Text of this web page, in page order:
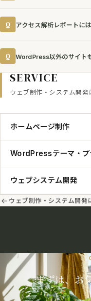
ます。保守管理未加入の場
スタンダードプランでは翌
わず可能な限り迅速に対応し
Q アクセス解析レポートに
ジョン数の推移をまとめた
ます。Google Analytics（
ンで設定代行も承ります。
Q WordPress以外のサイト
HTML/CSSで構築された静
サービスについても保守管
SERVICE
ウェブ制作・システム開発
ホームページ制作
WordPressテーマ・プ
ウェブシステム開発
ウェブ制作・システム開発
まずは、お